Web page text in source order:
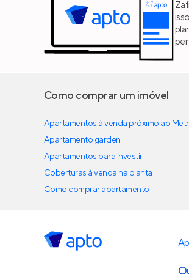
Como comprar um imóvel
Apartamentos à venda próximo ao
Apartamento garden
Apartamentos para investir
Coberturas à venda na planta
Como comprar apartamento